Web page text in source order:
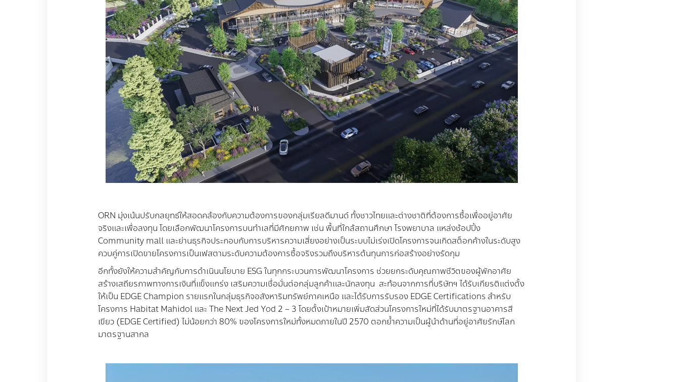
ORN มุ่งเน้นปรับกลยุทธ์ให้สอดคล้องกับความต้องการของกลุ่มเรียลดีมานด์ ทั้งชาวไทยและต่างชาติที่ต้องการซื้อเพื่ออยู่อาศัย
จริงและเพื่อลงทุน โดยเลือกพัฒนาโครงการบนทำเลที่มีศักยภาพ เช่น พื้นที่ใกล้สถานศึกษา โรงพยาบาล แหล่งช้อปปิ้ง
Community mall และย่านธุรกิจประกอบกับการบริหารความเสี่ยงอย่างเป็นระบบไม่เร่งเปิดโครงการจนเกิดสต็อกค้างในระดับสูง
ควบคู่การเปิดขายโครงการเป็นเฟสตามระดับความต้องการซื้อจริงรวมถึงบริหารต้นทุนการก่อสร้างอย่างรัดกุม
อีกทั้งยังให้ความสำคัญกับการดำเนินนโยบาย ESG ในทุกกระบวนการพัฒนาโครงการ ช่วยยกระดับคุณภาพชีวิตของผู้พักอาศัย
สร้างเสถียรภาพทางการเงินที่แข็งแกร่ง เสริมความเชื่อมั่นต่อกลุ่มลูกค้าและนักลงทุน สะท้อนจากการที่บริษัทฯ ได้รับเกียรติแต่งตั้ง
ให้เป็น EDGE Champion รายแรกในกลุ่มธุรกิจอสังหาริมทรัพย์ภาคเหนือ และได้รับการรับรอง EDGE Certifications สำหรับ
โครงการ Habitat Mahidol และ The Next Jed Yod 2 – 3 โดยตั้งเป้าหมายเพิ่มสัดส่วนโครงการใหม่ที่ได้รับมาตรฐานอาคารสี
เขียว (EDGE Certified)ไม่น้อยกว่า 80% ของโครงการใหม่ทั้งหมดภายในปี 2570 ตอกย้ำความเป็นผู้นำด้านที่อยู่อาศัยรักษ์โลก
มาตรฐานสากล